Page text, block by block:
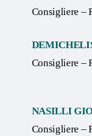
Consigliere –
Consigliere –
NASILLI
Consigliere –